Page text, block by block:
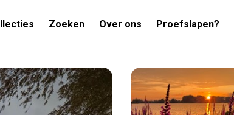
Zoeken Over ons Proefslapen?